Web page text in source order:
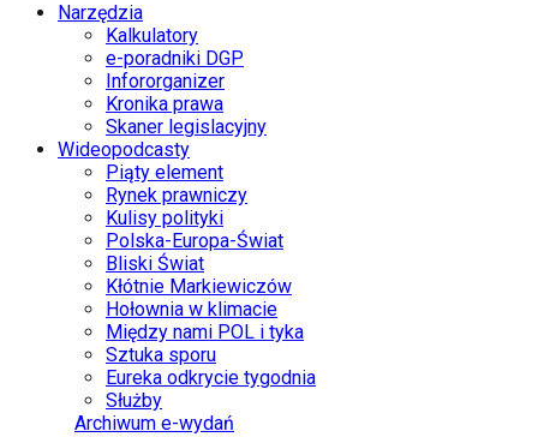
Narzędzia
Kalkulatory
e-poradniki DGP
Infororganizer
Kronika prawa
Skaner legislacyjny
Wideopodcasty
Piąty element
Rynek prawniczy
Kulisy polityki
Polska-Europa-Świat
Bliski Świat
Kłótnie Markiewiczów
Hołownia w klimacie
Między nami POL i tyka
Sztuka sporu
Eureka odkrycie tygodnia
Służby
Archiwum e-wydań